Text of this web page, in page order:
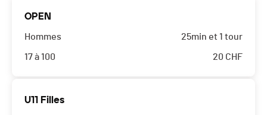
OPEN
Hommes
17 à 100
25min et 1 tour
20 CHF
U11 Filles